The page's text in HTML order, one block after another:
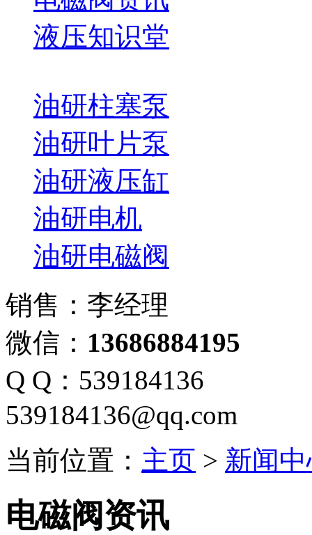
液压知识堂
油研柱塞泵
油研叶片泵
油研液压缸
油研电机
油研电磁阀
销售：李经理
微信： 13686884195
Q Q：539184136
539184136@qq.com
当前位置： 主页 > 新闻
电磁阀资讯